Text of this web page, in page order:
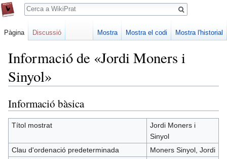
Informació de «Jordi Moners i
Sinyol»
Jump
to
navigation
Jump
to
search
Informació bàsica
Títol mostrat
Jordi Moners i
Sinyol
Clau d'ordenació predeterminada
Moners Sinyol, Jordi
Pàgina Discussió Mostra Mostra el codi Mostra l'historial
Cerca